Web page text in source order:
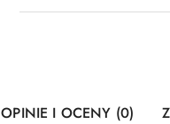
OPINIE I OCENY (0)